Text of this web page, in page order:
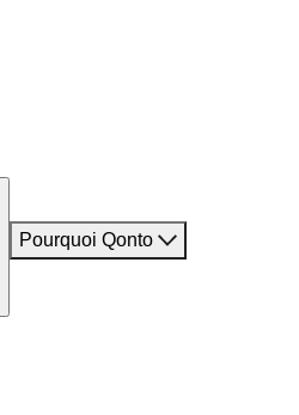
Pourquoi Qonto